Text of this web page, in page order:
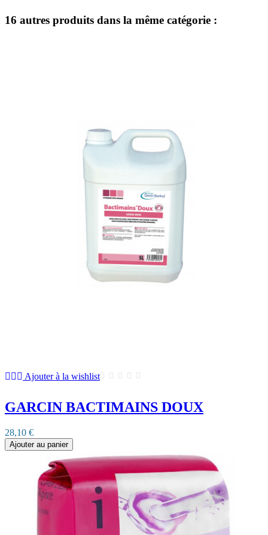
16 autres produits dans la même catégorie :
Ajouter à la wishlist
GARCIN BACTIMAINS DOUX
28,10 €
Ajouter au panier